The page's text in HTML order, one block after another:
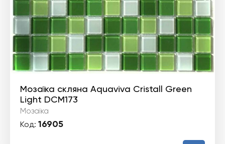
Мозаїка скляна Aquaviva Сristall Green
Light DCM173
Мозаїка
Код: 16905